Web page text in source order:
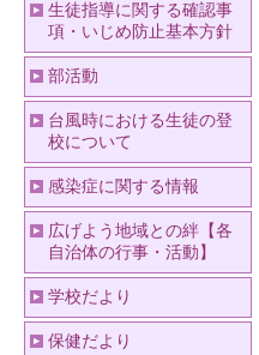
生徒指導に関する確認事
項・いじめ防止基本方針
部活動
台風時における生徒の登
校について
感染症に関する情報
広げよう地域との絆【各
自治体の行事・活動】
学校だより
保健だより